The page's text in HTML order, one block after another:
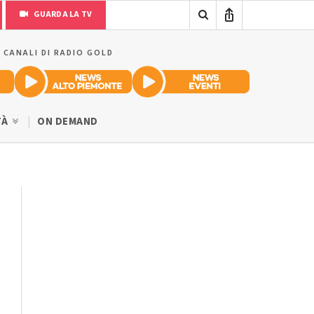
GUARDA LA TV
DI RADIO GOLD
ON DEMAND